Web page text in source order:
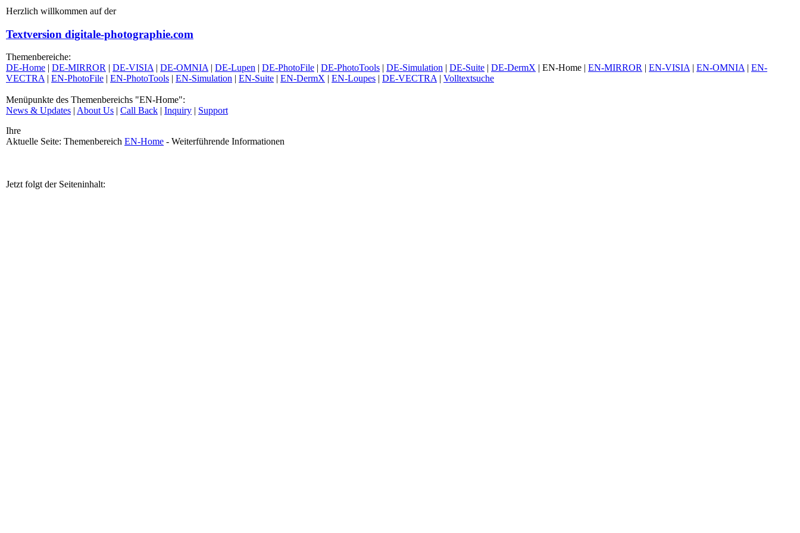
Herzlich willkommen auf der
Textversion digitale-photographie.com
Themenbereiche:
DE-Home | DE-MIRROR | DE-VISIA| DE-OMNIA| DE-Lupen | DE-PhotoFile | DE-PhotoTools | DE-Simulation | DE-Suite | DE-DermX | EN-Home | EN-MIRROR | EN-VISIA| EN-OMNIA| EN-
VECTRA| EN-PhotoFile | EN-PhotoTools | EN-Simulation | EN-Suite | EN-DermX | EN-Loupes | DE-VECTRA| Volltextsuche
Menüpunkte des Themenbereichs "EN-Home":
News & Updates | About Us | Call Back | Inquiry | Support
Ihre
Aktuelle Seite: Themenbereich EN-Home - Weiterführende Informationen
Jetzt folgt der Seiteninhalt: